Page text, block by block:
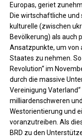
Europas, geriet
Die wirtschaftliche und
kulturelle (zwischen
Bevölkerung) als auch
Ansatzpunkte, um von
Staates zu nehmen.
Revolution“ im
durch die massive
Vereinigung
milliardenschweren
Westorientierung und
voranzutreiben. Als
BRD zu den